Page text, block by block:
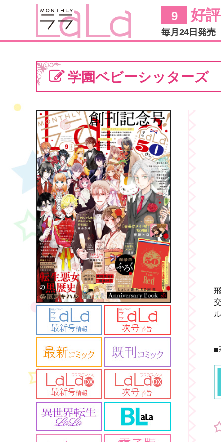
9 好
毎月24日発売
学園ベビーシッターズ
■